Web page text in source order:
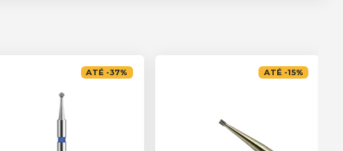
ATÉ -37% ATÉ -15%